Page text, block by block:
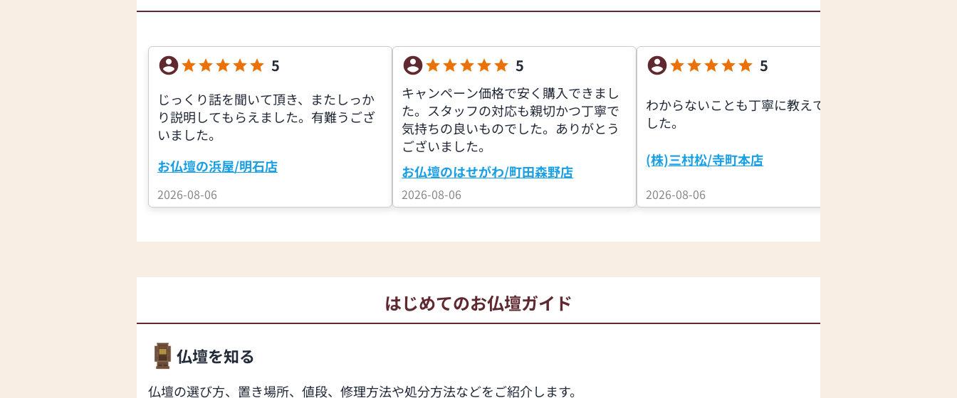
5
じっくり話を聞いて頂き、またしっか
り説明してもらえました。有難うござ
いました。
お仏壇の浜屋/明石店
2026-08-06
5
キャンペーン価格で安く購入できまし
た。スタッフの対応も親切かつ丁寧で
気持ちの良いものでした。ありがとう
ございました。
お仏壇のはせがわ/町田森野店
2026-08-06
5
わからないことも丁寧に教えて頂きま
した。
(株)三村松/寺町本店
2026-08-06
はじめてのお仏壇ガイド
仏壇を知る
仏壇の選び方、置き場所、値段、修理方法や処分方法などをご紹介します。